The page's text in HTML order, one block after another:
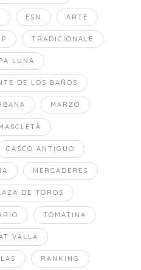
ESN ARTE
TRADICIONALE
LUNA
DE LOS BAÑOS
MARZO
CASCO ANTIGUO
MERCADERES
DE TOROS
TOMATINA
VALLA
RANKING